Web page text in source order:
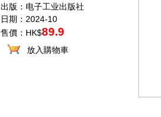
出版：电子工业出版社
日期：2024-10
售價：HK$89.9
放入購物車